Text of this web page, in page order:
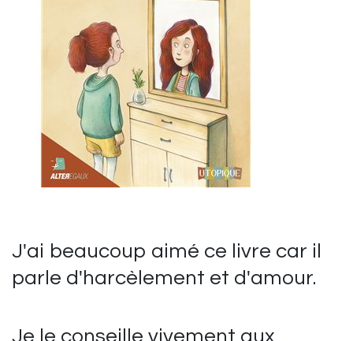
J'ai beaucoup aimé ce livre car il
parle d'harcèlement et d'amour.
Je le conseille vivement aux